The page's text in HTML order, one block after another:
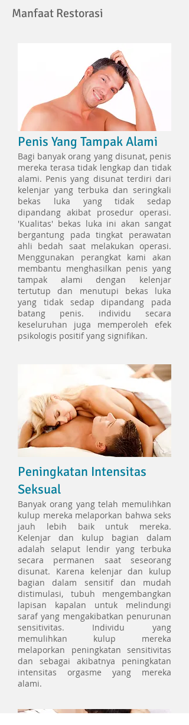
Manfaat Restorasi
Penis Yang Tampak Alami
Bagi banyak orang yang disunat, penis
mereka terasa tidak lengkap dan tidak
alami. Penis yang disunat terdiri dari
kelenjar yang terbuka dan seringkali
bekas luka yang tidak sedap
dipandang akibat prosedur operasi.
'Kualitas' bekas luka ini akan sangat
bergantung pada tingkat perawatan
ahli bedah saat melakukan operasi.
Menggunakan perangkat kami akan
membantu menghasilkan penis yang
tampak alami dengan kelenjar
tertutup dan menutupi bekas luka
yang tidak sedap dipandang pada
batang penis. individu secara
keseluruhan juga memperoleh efek
psikologis positif yang signifikan.
Peningkatan Intensitas
Seksual
Banyak orang yang telah memulihkan
kulup mereka melaporkan bahwa seks
jauh lebih baik untuk mereka.
Kelenjar dan kulup bagian dalam
adalah selaput lendir yang terbuka
secara permanen saat seseorang
disunat. Karena kelenjar dan kulup
bagian dalam sensitif dan mudah
distimulasi, tubuh mengembangkan
lapisan kapalan untuk melindungi
saraf yang mengakibatkan penurunan
sensitivitas. Individu yang
memulihkan kulup mereka
melaporkan peningkatan sensitivitas
dan sebagai akibatnya peningkatan
intensitas orgasme yang mereka
alami.